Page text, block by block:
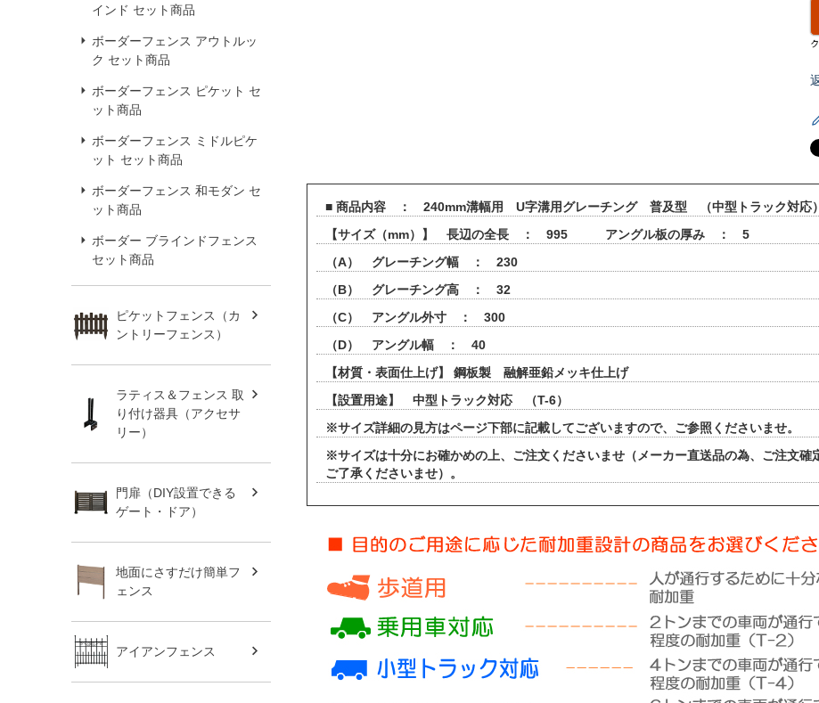
インド セット商品
ボーダーフェンス アウトルッ
ク セット商品
ボーダーフェンス ピケット セ
ット商品
ボーダーフェンス ミドルピケ
ット セット商品
ボーダーフェンス 和モダン セ
ット商品
ボーダー ブラインドフェンス
セット商品
ピケットフェンス（カ
ントリーフェンス）
ラティス＆フェンス 取
り付け器具（アクセサ
リー）
門扉（DIY設置できる
ゲート・ドア）
地面にさすだけ簡単フ
ェンス
アイアンフェンス
■ 商品内容 ： 240mm溝幅用 U字溝用グレーチング 普及型 （中型トラック対
【サイズ（mm）】 長辺の全長 ： 995 アングル板の厚み ： 5
（A） グレーチング幅 ： 230
（B） グレーチング高 ： 32
（C） アングル外寸 ： 300
（D） アングル幅 ： 40
【材質・表面仕上げ】 鋼板製 融解亜鉛メッキ仕上げ
【設置用途】 中型トラック対応 （T-6）
※サイズ詳細の見方はページ下部に記載してございますので、ご参照くださいませ。
※サイズは十分にお確かめの上、ご注文くださいませ（メーカー直送品の為、ご注文
ご了承くださいませ）。